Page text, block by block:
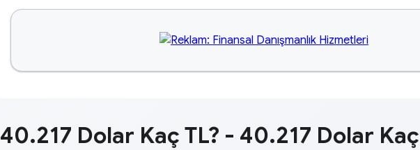
40.217 Dolar Kaç TL? - 40.217 Dolar